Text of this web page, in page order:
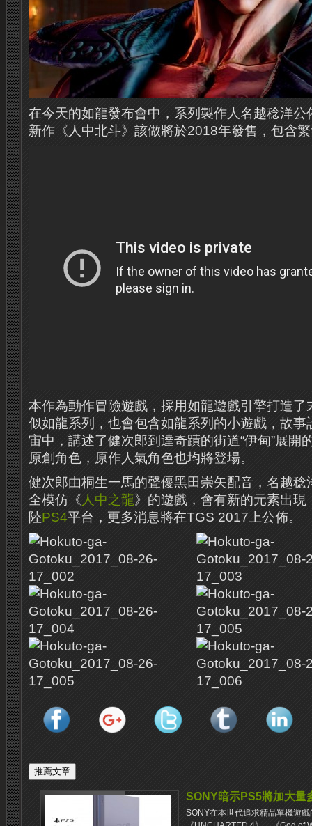
在今天的如龍發布會中，系列製作人名越稔洋公
新作《人中北斗》該做將於2018年發售，包含
本作為動作冒險遊戲，採用如龍遊戲引擎打造了
似如龍系列，也會包含如龍系列的小遊戲，故事
宙中，講述了健次郎到達奇蹟的街道“伊甸”展開
原創角色，原作人氣角色也均將登場。
健次郎由桐生一馬的聲優黑田崇矢配音，名越稔
全模仿《 人中之龍》的遊戲，會有新的元素出
陸PS4平台，更多消息將在TGS 2017上公佈。
SONY暗示PS5將加大量
SONY在本世代追求精品單機遊